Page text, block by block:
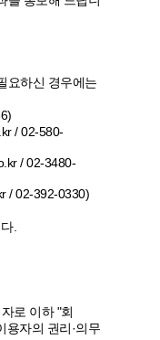
요하신 경우에는
/ 02-580-
/ 02-3480-
/ 02-392-0330)
.
로 이하 "회
용자의 권리·의무